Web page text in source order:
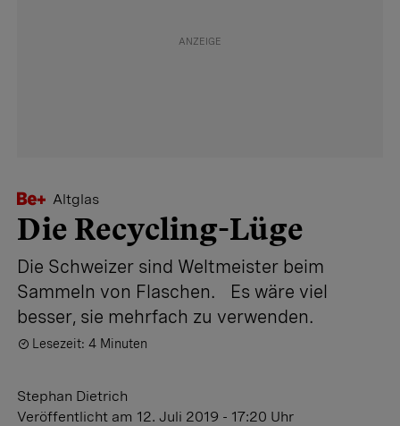
Altglas
Die Recycling-Lüge
Die Schweizer sind Weltmeister beim
Sammeln von Flaschen. Es wäre viel
besser, sie mehrfach zu verwenden.
Lesezeit: 4 Minuten
Stephan Dietrich
Veröffentlicht am 12. Juli 2019 - 17:20 Uhr